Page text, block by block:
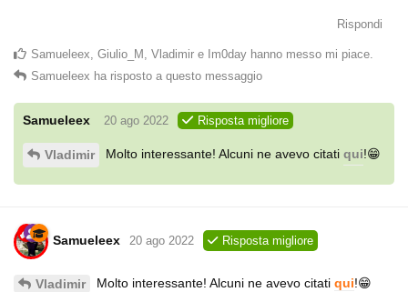
Rispondi
Samueleex Giulio_M Vladimir e Im0day hanno messo mi piace
Samueleex ha risposto a questo messaggio
Samueleex 20 ago 2022 Risposta migliore
Vladimir Molto interessante! Alcuni ne avevo citati qui!😁
Samueleex 20 ago 2022 Risposta migliore
Vladimir Molto interessante! Alcuni ne avevo citati qui!😁